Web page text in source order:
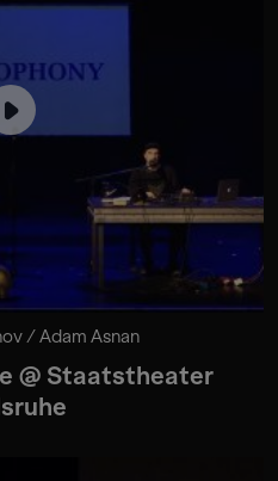
/ Adam Asnan
@ Staatstheater